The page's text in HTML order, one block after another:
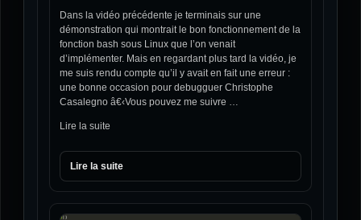
Dans la vidéo précédente je terminais sur une
démonstration qui montrait le bon fonctionnement de la
fonction bash sous Linux que l’on venait
d’implémenter. Mais en regardant plus tard la vidéo, je
me suis rendu compte qu’il y avait en fait une erreur :
une bonne occasion pour debugguer Christophe
Casalegno â€‹Vous pouvez me suivre …
Lire la suite
Lire la suite